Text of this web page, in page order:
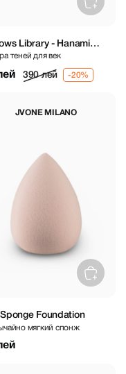
Library - Hanami
Palette
теней для век
390 лей
JVONE MILANO
Foundation
мягкий спонж